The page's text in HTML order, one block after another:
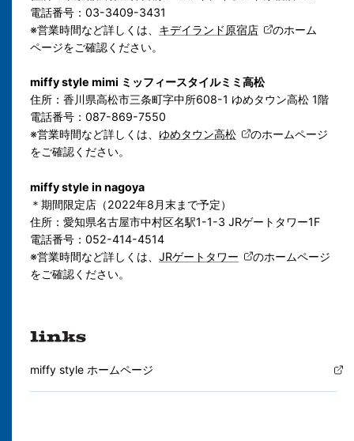
電話番号：03-3409-3431
※営業時間など詳しくは、 キデイランド原宿店
のホーム
ページをご確認ください。
miffy style mimi ミッフィースタイルミミ高松
住所：香川県高松市三条町字中所608-1 ゆめタウン高松 1階
電話番号：087-869-7550
※営業時間など詳しくは、 ゆめタウン高松
のホームページ
をご確認ください。
miffy style in nagoya
＊期間限定店（2022年8月末まで予定）
住所：愛知県名古屋市中村区名駅1-1-3 JRゲートタワー1F
電話番号：052-414-4514
※営業時間など詳しくは、 JRゲートタワー
のホームページ
をご確認ください。
miffy style ホームページ